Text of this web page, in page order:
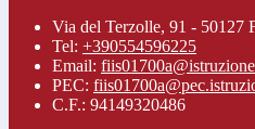
Via del Terzolle, 91 - 50127
Tel: +390554596225
Email:
PEC:
C.F.: 94149320486